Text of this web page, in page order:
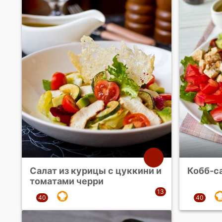
Салат из курицы с цуккини и
томатами черри
Кобб-